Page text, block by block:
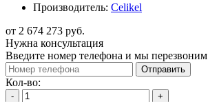
Производитель: Celikel
от 2 674 273 руб.
Нужна консультация
Введите номер телефона и мы перезвоним
Отправить
Кол-во:
-
+